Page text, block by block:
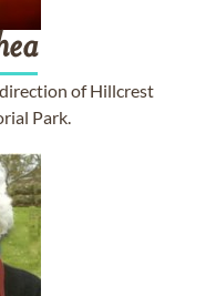
of Hillcrest
Park.